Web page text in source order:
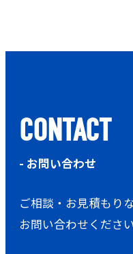
CONTACT
- お問い合わせ
ご相談・お見積もり
お問い合わせください